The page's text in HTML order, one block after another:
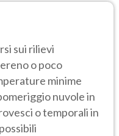
sui rilievi
o poco
minime
nuvole in
o temporali in